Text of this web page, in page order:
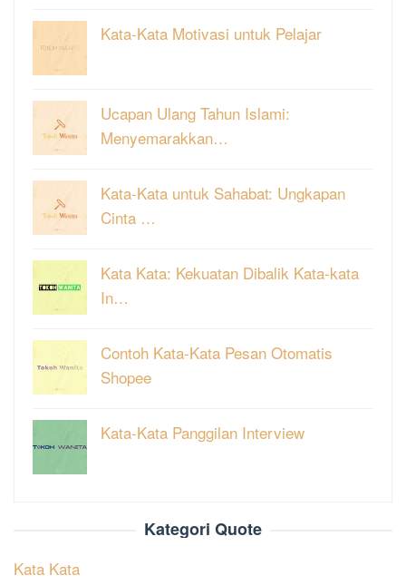
Kata-Kata Motivasi untuk Pelajar
Ucapan Ulang Tahun Islami:
Menyemarakkan…
Kata-Kata untuk Sahabat: Ungkapan
Cinta …
Kata Kata: Kekuatan Dibalik Kata-kata
In…
Contoh Kata-Kata Pesan Otomatis
Shopee
Kata-Kata Panggilan Interview
Kategori Quote
Kata Kata